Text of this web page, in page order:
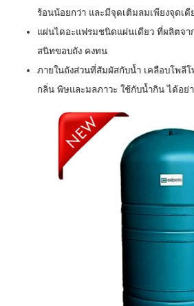
ร้อนน้อยกว่า และมีจุดเติมลมเพียงจุดเ
แผ่นไดอะแฟรมชนิดแผ่นเดียว ที่ผลิตจา
สนิทขอบถัง คงทน
ภายในถังส่วนที่สัมผัสกับน้ำ เคลือบโพลี
กลิ่น พิษและมลภาวะ ใช้กับน้ำกิน ได้อย่